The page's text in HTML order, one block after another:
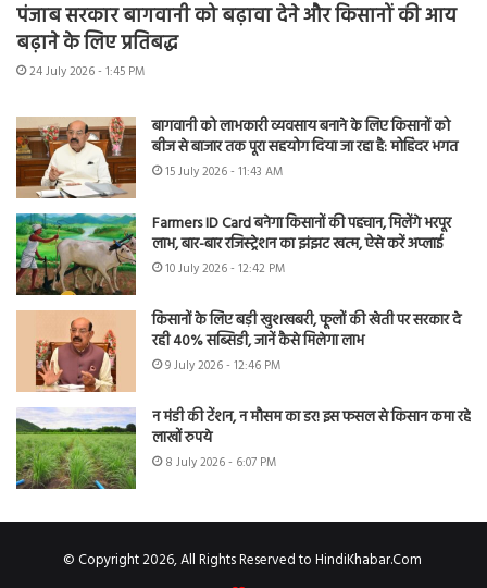
पंजाब सरकार बागवानी को बढ़ावा देने और किसानों की आय
बढ़ाने के लिए प्रतिबद्ध
24 July 2026 - 1:45 PM
बागवानी को लाभकारी व्यवसाय बनाने के लिए किसानों को
बीज से बाजार तक पूरा सहयोग दिया जा रहा है: मोहिंदर भगत
15 July 2026 - 11:43 AM
Farmers ID Card बनेगा किसानों की पहचान, मिलेंगे भरपूर
लाभ, बार-बार रजिस्ट्रेशन का झंझट खत्म, ऐसे करें अप्लाई
10 July 2026 - 12:42 PM
किसानों के लिए बड़ी खुशखबरी, फूलों की खेती पर सरकार दे
रही 40% सब्सिडी, जानें कैसे मिलेगा लाभ
9 July 2026 - 12:46 PM
न मंडी की टेंशन, न मौसम का डर! इस फसल से किसान कमा रहे
लाखों रुपये
8 July 2026 - 6:07 PM
© Copyright 2026, All Rights Reserved to HindiKhabar.Com